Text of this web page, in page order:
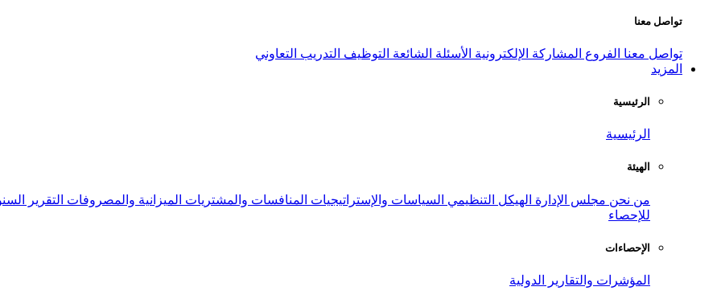
تواصل معنا
تواصل معنا الفروع المشاركة الإلكترونية الأسئلة الشائعة التوظيف التدريب التعاوني
المزيد
الرئيسية
الرئيسية
الهيئة
من نحن مجلس الإدارة الهيكل التنظيمي السياسات والإستراتيجيات المنافسات والمشتريات الميزانية والمصروفات التقرير
للإحصاء
الإحصاءات
المؤشرات والتقارير الدولية